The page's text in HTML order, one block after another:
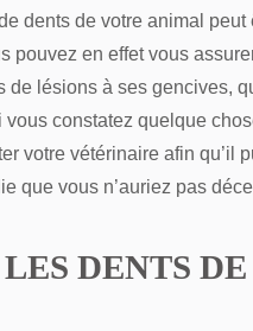
dents de votre animal peut
en effet vous
de lésions à ses gencives,
constatez quelque
votre vétérinaire afin qu’il
que vous n’auriez pas
DENTS DE